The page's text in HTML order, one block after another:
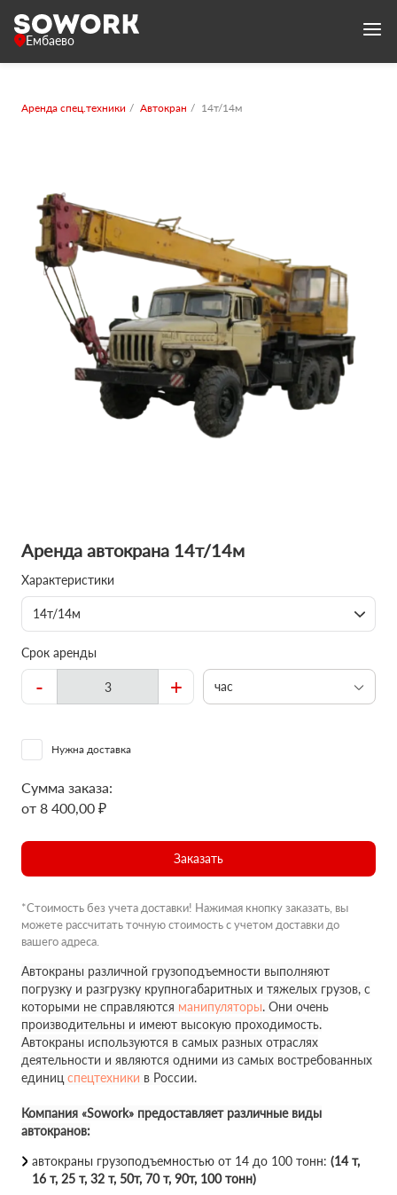
Ембаево
Аренда спец.техники Автокран 14т/14м
Аренда автокрана 14т/14м
Характеристики
14т/14м
Срок аренды
- + час
Нужна доставка
Сумма заказа:
от 8 400,00 ₽
Заказать
*Стоимость без учета доставки! Нажимая кнопку заказать, вы
можете рассчитать точную стоимость с учетом доставки до
вашего адреса.
Автокраны различной грузоподъемности выполняют
погрузку и разгрузку крупногабаритных и тяжелых грузов, с
которыми не справляются манипуляторы. Они очень
производительны и имеют высокую проходимость.
Автокраны используются в самых разных отраслях
деятельности и являются одними из самых востребованных
единиц спецтехники в России.
Компания «Sowork» предоставляет различные виды
автокранов:
автокраны грузоподъемностью от 14 до 100 тонн: (14 т,
16 т, 25 т, 32 т, 50т, 70 т, 90т, 100 тонн)